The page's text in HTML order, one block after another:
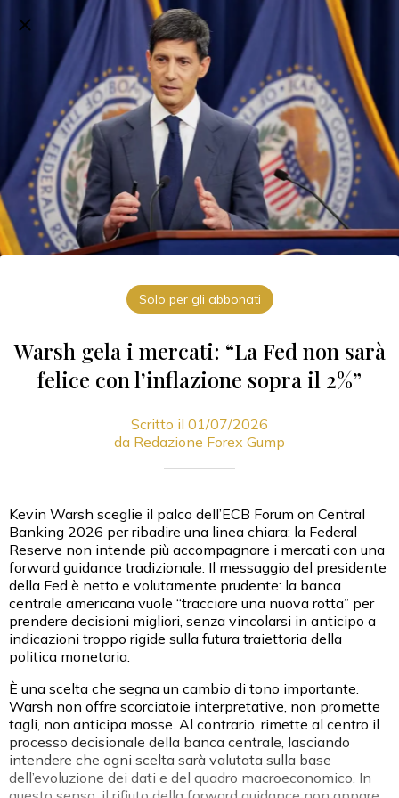
Solo per gli abbonati
Warsh gela i mercati: “La Fed non sarà
felice con l’inflazione sopra il 2%”
Scritto il 01/07/2026
da Redazione Forex Gump
Kevin Warsh sceglie il palco dell’ECB Forum on Central
Banking 2026 per ribadire una linea chiara: la Federal
Reserve non intende più accompagnare i mercati con una
forward guidance tradizionale. Il messaggio del presidente
della Fed è netto e volutamente prudente: la banca
centrale americana vuole “tracciare una nuova rotta” per
prendere decisioni migliori, senza vincolarsi in anticipo a
indicazioni troppo rigide sulla futura traiettoria della
politica monetaria.
È una scelta che segna un cambio di tono importante.
Warsh non offre scorciatoie interpretative, non promette
tagli, non anticipa mosse. Al contrario, rimette al centro il
processo decisionale della banca centrale, lasciando
intendere che ogni scelta sarà valutata sulla base
dell’evoluzione dei dati e del quadro macroeconomico. In